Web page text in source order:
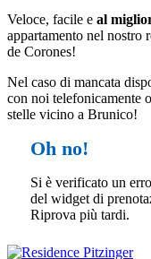
Veloce, facile e al
appartamento nel nostro
de Corones!
Nel caso di mancata
con noi telefonicamente
stelle vicino a Brunico!
Oh no!
Si è verificato un
del widget di
Riprova più tardi.